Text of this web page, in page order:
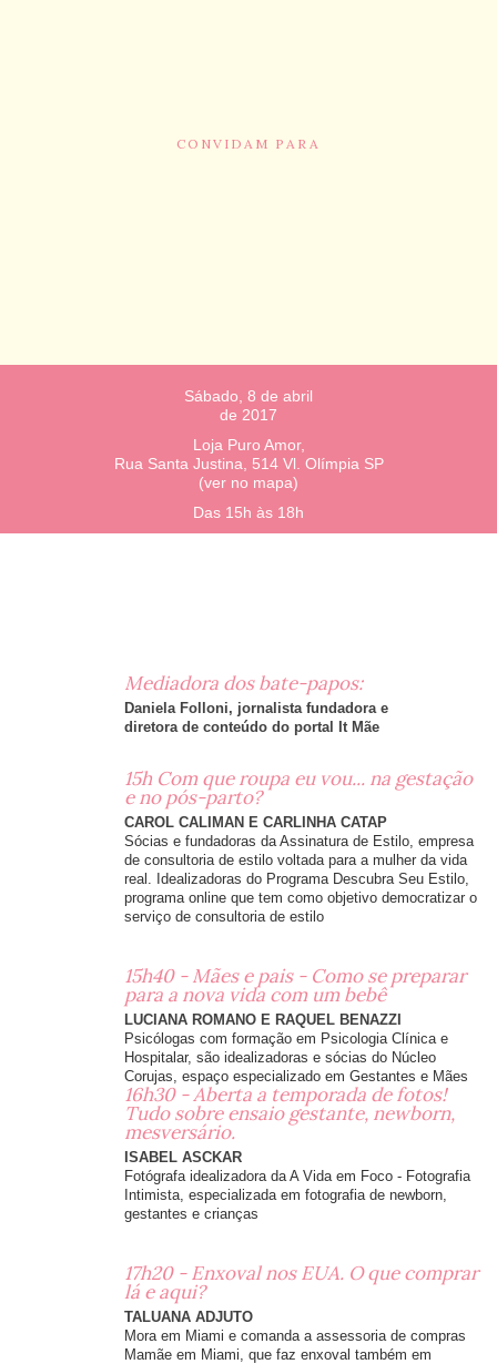
CONVIDAM PARA
Sábado, 8 de abril
de 2017
Loja Puro Amor,
Rua Santa Justina, 514 Vl. Olímpia SP
(ver no mapa)
Das 15h às 18h
Mediadora dos bate-papos:
Daniela Folloni, jornalista fundadora e
diretora de conteúdo do portal It Mãe
15h Com que roupa eu vou... na gestação
e no pós-parto?
CAROL CALIMAN E CARLINHA CATAP
Sócias e fundadoras da Assinatura de Estilo, empresa
de consultoria de estilo voltada para a mulher da vida
real. Idealizadoras do Programa Descubra Seu Estilo,
programa online que tem como objetivo democratizar o
serviço de consultoria de estilo
15h40 - Mães e pais - Como se preparar
para a nova vida com um bebê
LUCIANA ROMANO E RAQUEL BENAZZI
Psicólogas com formação em Psicologia Clínica e
Hospitalar, são idealizadoras e sócias do Núcleo
Corujas, espaço especializado em Gestantes e Mães
16h30 - Aberta a temporada de fotos!
Tudo sobre ensaio gestante, newborn,
mesversário.
ISABEL ASCKAR
Fotógrafa idealizadora da A Vida em Foco - Fotografia
Intimista, especializada em fotografia de newborn,
gestantes e crianças
17h20 - Enxoval nos EUA. O que comprar
lá e aqui?
TALUANA ADJUTO
Mora em Miami e comanda a assessoria de compras
Mamãe em Miami, que faz enxoval também em